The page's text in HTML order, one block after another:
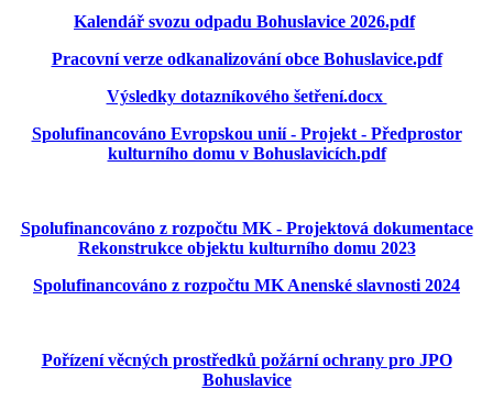
Kalendář svozu odpadu Bohuslavice 2026.pdf
Pracovní verze odkanalizování obce Bohuslavice.pdf
Výsledky dotazníkového šetření.docx
Spolufinancováno Evropskou unií - Projekt - Předprostor
kulturního domu v Bohuslavicích.pdf
Spolufinancováno z rozpočtu MK - Projektová dokumentace
Rekonstrukce objektu kulturního domu 2023
Spolufinancováno z rozpočtu MK Anenské slavnosti 2024
Pořízení věcných prostředků požární ochrany pro JPO
Bohuslavice